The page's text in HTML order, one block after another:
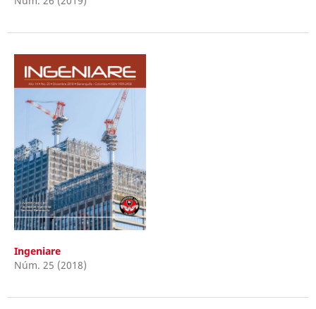
Ingeniare
Núm. 25 (2018)